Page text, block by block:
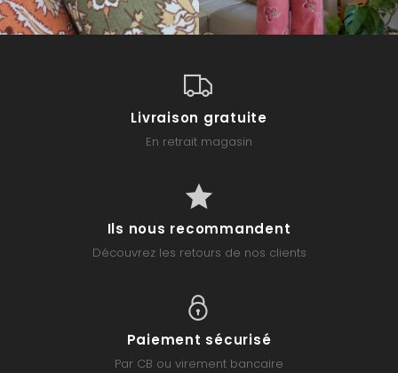
Livraison gratuite
En retrait magasin
Ils nous recommandent
Découvrez les retours de nos clients
Paiement sécurisé
Par CB ou virement bancaire